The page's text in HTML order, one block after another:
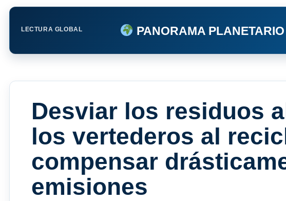
LECTURA GLOBAL PANORAMA PLANETARIO
Desviar los residuos
los vertederos al
compensar
emisiones